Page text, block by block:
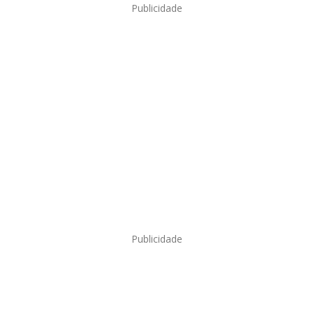
Publicidade
Publicidade